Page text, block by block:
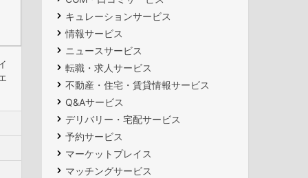
キュレーションサービス
情報サービス
ニュースサービス
転職・求人サービス
不動産・住宅・賃貸情報サービス
Q&Aサービス
デリバリー・宅配サービス
予約サービス
マーケットプレイス
マッチングサービス